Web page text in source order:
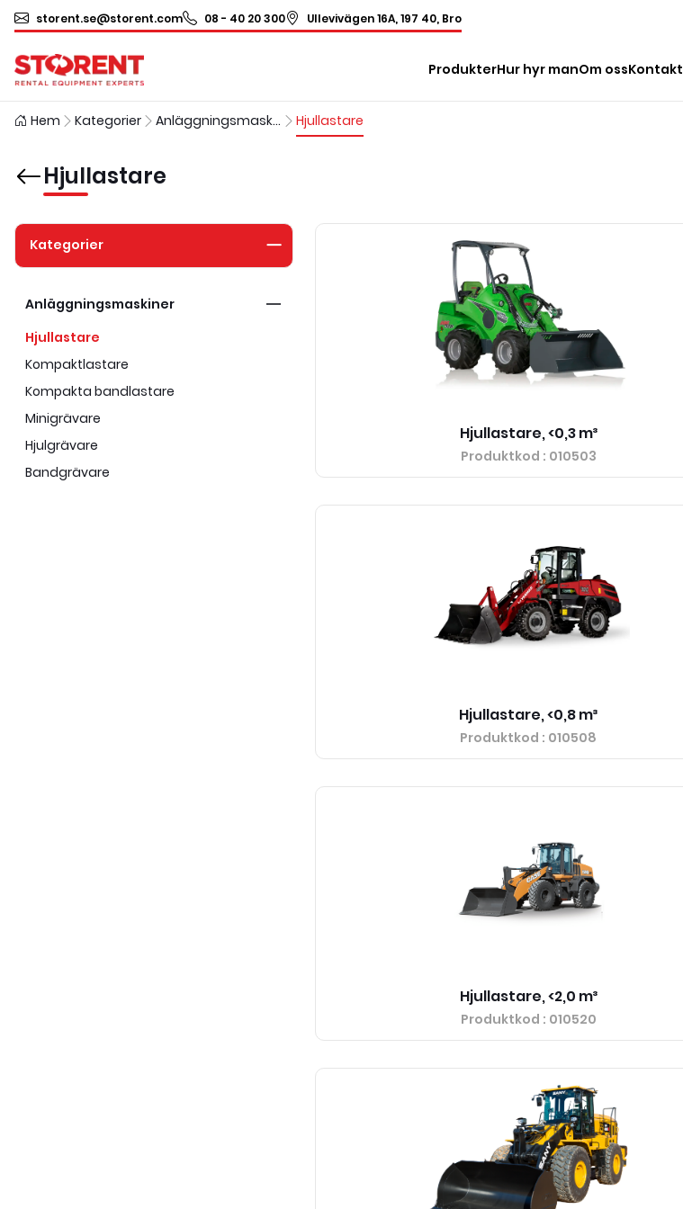
storent.se@storent.com 08 - 40 20 300 Ullevivägen 16A, 197 40, Bro
ProdukterHur hyr manOm ossKontakt
Hem Kategorier Anläggningsmaskiner Hjullastare
Hjullastare
Kategorier
Anläggningsmaskiner
Hjullastare
Kompaktlastare
Kompakta bandlastare
Minigrävare
Hjulgrävare
Bandgrävare
Hjullastare, <0,3 m³
Produktkod : 010503
Hjullastare, <0,8 m³
Produktkod : 010508
Hjullastare, <2,0 m³
Produktkod : 010520